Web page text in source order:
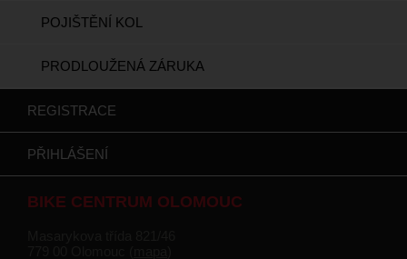
POJIŠTĚNÍ KOL
PRODLOUŽENÁ ZÁRUKA
REGISTRACE
PŘIHLÁŠENÍ
BIKE CENTRUM OLOMOUC